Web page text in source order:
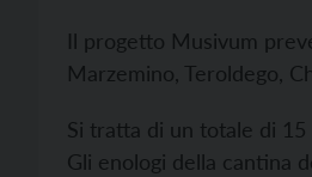
Il progetto Musivum
Marzemino, Teroldego,
Si tratta di un totale di
Gli enologi della cantina